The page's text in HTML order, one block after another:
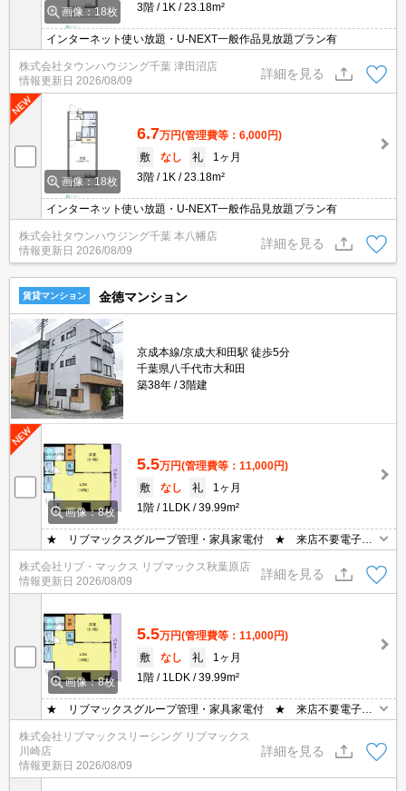
画像：18枚
3階
1K 23.18m²
インターネット使い放題・U-NEXT一般作品見放題プラン有
株式会社タウンハウジング千葉 津田沼店
情報更新日 2026/08/09
詳細を見る
画像：18枚
6.7万円(管理費等：6,000円)
敷
なし 礼
1ヶ月
3階
1K 23.18m²
インターネット使い放題・U-NEXT一般作品見放題プラン有
株式会社タウンハウジング千葉 本八幡店
情報更新日 2026/08/09
詳細を見る
賃貸マンション 金徳マンション
京成本線/京成大和田駅 徒歩5分
千葉県八千代市大和田
築38年
3階建
画像：8枚
5.5万円(管理費等：11,000円)
敷
なし 礼
1ヶ月
1階
1LDK 39.99m²
★ リブマックスグループ管理・家具家電付 ★ 来店不要電子契
約・鍵ポスト渡し ★ ポケットWi-Fi50/G/月無料貸出、テレビ、洗
濯機（設置不可物件無し）、冷蔵庫、電子レンジ、掃除機、エアコ
ン・照明・ベット・机・イス・カーテンなどの家具・家電付き。家
具家電撤去相談（実費負担）
株式会社リブ・マックス リブマックス秋葉原店
情報更新日 2026/08/09
詳細を見る
画像：8枚
5.5万円(管理費等：11,000円)
敷
なし 礼
1ヶ月
1階
1LDK 39.99m²
★ リブマックスグループ管理・家具家電付 ★ 来店不要電子契
約・鍵ポスト渡し ★ ポケットWi-Fi50/G/月無料貸出、テレビ、洗
濯機（設置不可物件無し）、冷蔵庫、電子レンジ、掃除機、エアコ
ン・照明・ベット・机・イス・カーテンなどの家具・家電付き。家
具家電撤去相談（実費負担）
株式会社リブマックスリーシング リブマックス
川崎店
情報更新日 2026/08/09
詳細を見る